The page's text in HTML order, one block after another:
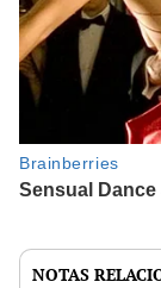
NOTAS